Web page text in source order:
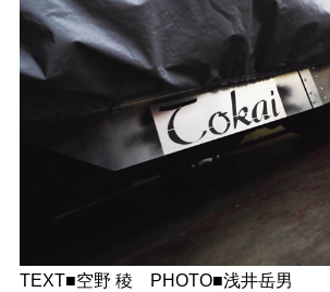
TEXT■空野 稜 PHOTO■浅井岳男